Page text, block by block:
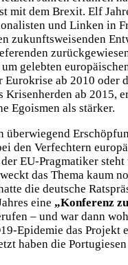
mit dem Brexit. Elf
und Linken in
zukunftsweisenden
gelebten
Eurokrise ab 2010 oder
Krisenherden ab 2015,
Egoismen als stärker.
überwiegend
den Verfechtern
EU-Pragmatiker
das Thema kaum
die deutsche
eine „Konferenz
– und war dann
Epidemie das Projekt
haben die